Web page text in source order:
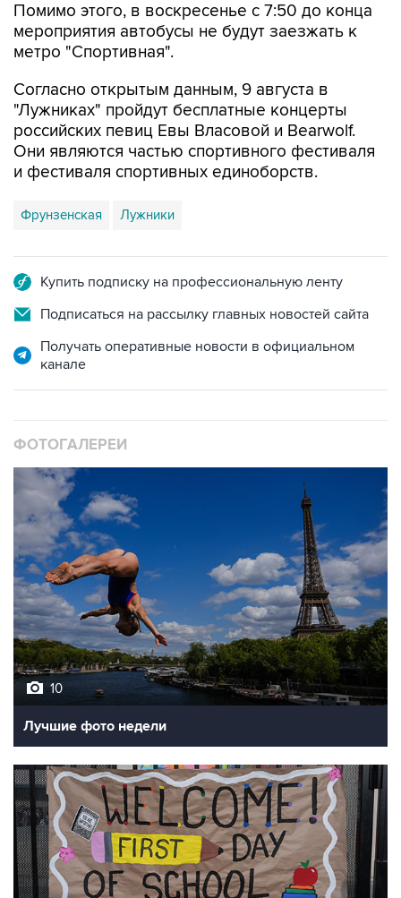
Помимо этого, в воскресенье с 7:50 до конца
мероприятия автобусы не будут заезжать к
метро "Спортивная".
Согласно открытым данным, 9 августа в
"Лужниках" пройдут бесплатные концерты
российских певиц Евы Власовой и Bearwolf.
Они являются частью спортивного фестиваля
и фестиваля спортивных единоборств.
Фрунзенская Лужники
Купить подписку на профессиональную ленту
Подписаться на рассылку главных новостей сайта
Получать оперативные новости в официальном
канале
ФОТОГАЛЕРЕИ
10
Лучшие фото недели